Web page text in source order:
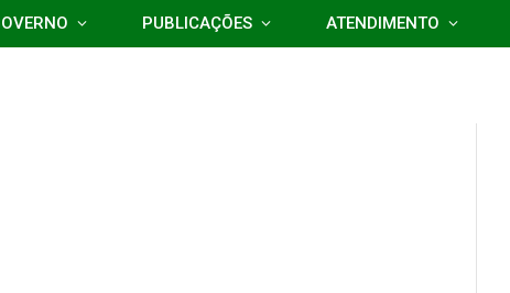
PUBLICAÇÕES ATENDIMENTO